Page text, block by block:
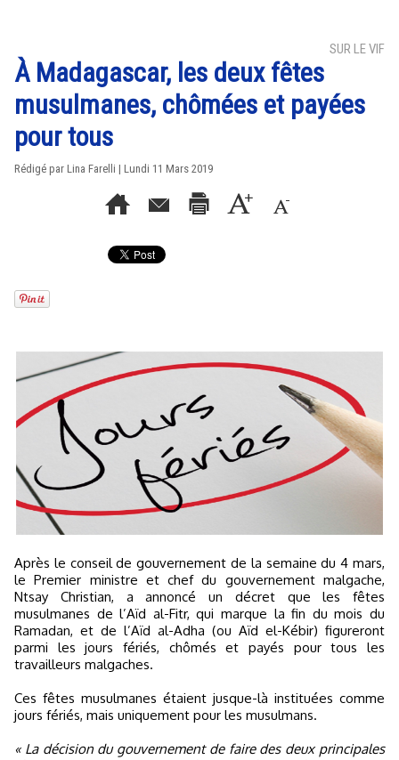
SUR LE VIF
À Madagascar, les deux fêtes
musulmanes, chômées et payées
pour tous
Rédigé par Lina Farelli | Lundi 11 Mars 2019
Après le conseil de gouvernement de la semaine du 4 mars,
le Premier ministre et chef du gouvernement malgache,
Ntsay Christian, a annoncé un décret que les fêtes
musulmanes de l’Aïd al-Fitr, qui marque la fin du mois du
Ramadan, et de l’Aïd al-Adha (ou Aïd el-Kébir) figureront
parmi les jours fériés, chômés et payés pour tous les
travailleurs malgaches.
Ces fêtes musulmanes étaient jusque-là instituées comme
jours fériés, mais uniquement pour les musulmans.
« La décision du gouvernement de faire des deux principales